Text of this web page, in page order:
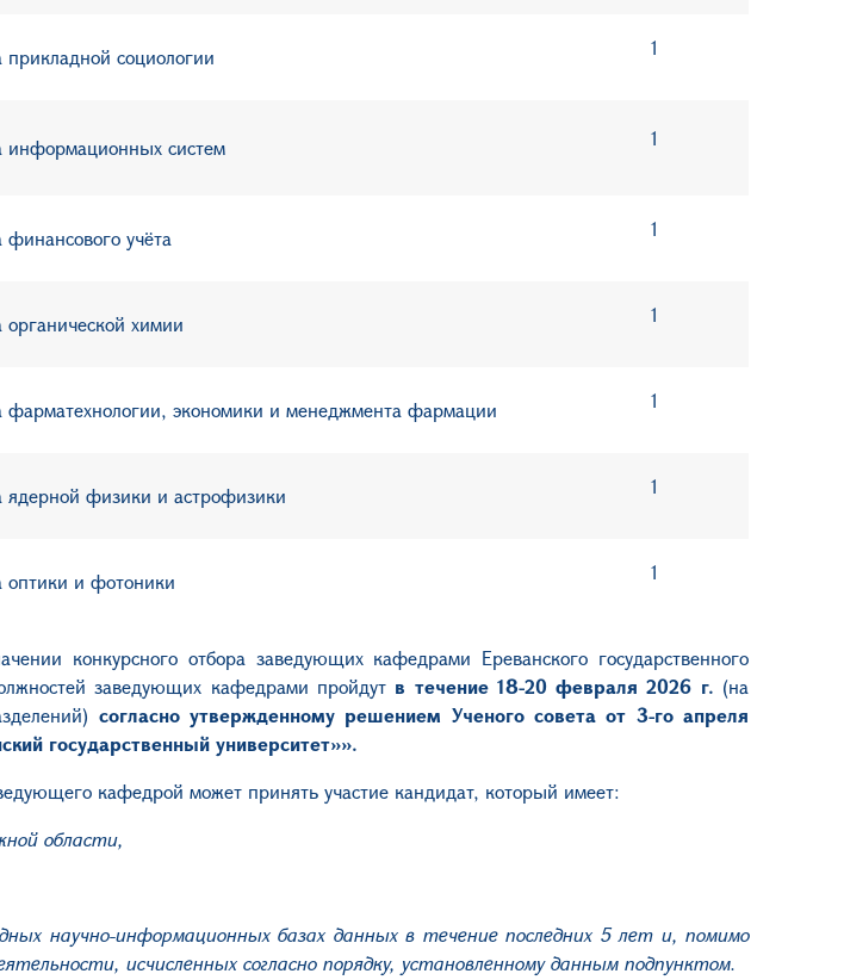
социологии 1
информационных систем 1
учёта 1
химии 1
экономики и менеджмента фармации 1
физики и астрофизики 1
и фотоники 1
конкурсного отбора заведующих кафедрами Ереванского государственного
заведующих кафедрами пройдут в течение 18-20 февраля 2026 г. (на
согласно утвержденному решением Ученого совета от 3-го апреля
государственный университет»».
кафедрой может принять участие кандидат, который имеет:
области,
научно-информационных базах данных в течение последних 5 лет и, помимо
исчисленных согласно порядку, установленному данным подпунктом.